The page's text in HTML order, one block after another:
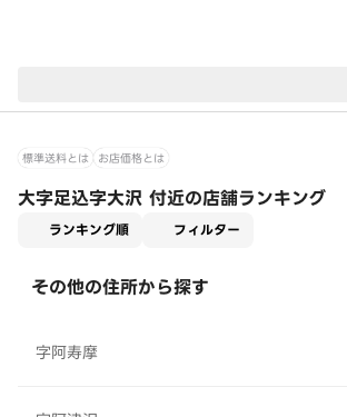
標準送料とは お店価格とは
大字足込字大沢 付近の店舗ランキング
ランキング順 フィルター
その他の住所から探す
字阿寿摩